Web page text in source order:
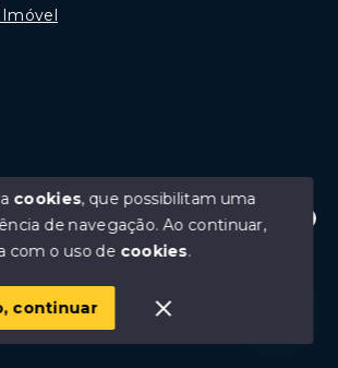
Estamos disponíveis para te ajudar.
Imóvel
- Portal Rio das Ostras, Creci 10675-
cookies, que possibilitam uma
de navegação.Ao continuar,
com o uso de cookies.
continuar